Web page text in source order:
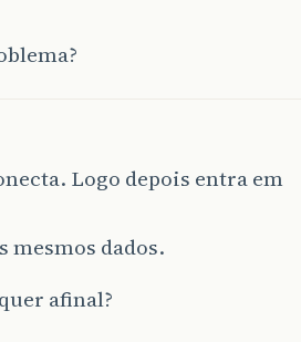
Logo depois entra em
mesmos dados.
afinal?